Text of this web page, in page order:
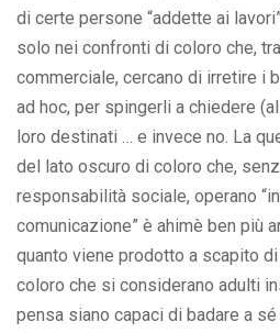
di certe persone “addette ai
solo nei confronti di coloro che,
commerciale, cercano di irretire i
ad hoc, per spingerli a chiedere
loro destinati … e invece no. La
del lato oscuro di coloro che,
responsabilità sociale, operano
comunicazione” è ahimè ben più
quanto viene prodotto a scapito
coloro che si considerano adulti
pensa siano capaci di badare a